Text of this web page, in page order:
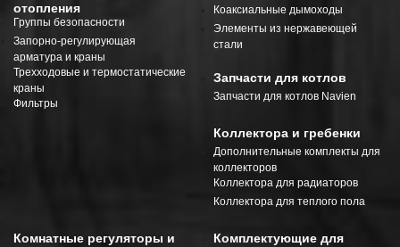
отопления
Группы безопасности
Запорно-регулирующая
арматура и краны
Трехходовые и термостатические
краны
Фильтры
Коаксиальные дымоходы
Элементы из нержавеющей
стали
Запчасти для котлов
Запчасти для котлов Navien
Коллектора и гребенки
Дополнительные комплекты для
коллекторов
Коллектора для радиаторов
Коллектора для теплого пола
Комнатные регуляторы и Комплектующие для